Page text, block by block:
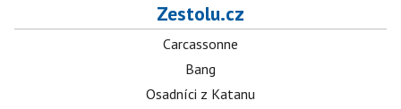
Zestolu.cz
Carcassonne
Bang
Osadníci z Katanu